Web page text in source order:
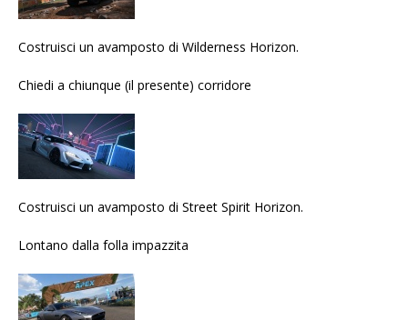
Costruisci un avamposto di Wilderness Horizon.
Chiedi a chiunque (il presente) corridore
Costruisci un avamposto di Street Spirit Horizon.
Lontano dalla folla impazzita